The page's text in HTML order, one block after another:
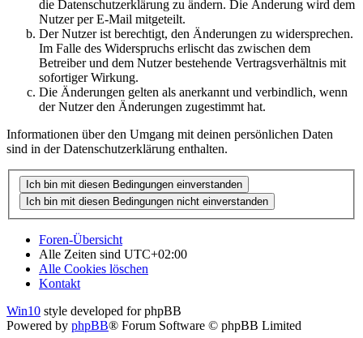
die Datenschutzerklärung zu ändern. Die Änderung wird dem
Nutzer per E-Mail mitgeteilt.
Der Nutzer ist berechtigt, den Änderungen zu widersprechen.
Im Falle des Widerspruchs erlischt das zwischen dem
Betreiber und dem Nutzer bestehende Vertragsverhältnis mit
sofortiger Wirkung.
Die Änderungen gelten als anerkannt und verbindlich, wenn
der Nutzer den Änderungen zugestimmt hat.
Informationen über den Umgang mit deinen persönlichen Daten
sind in der Datenschutzerklärung enthalten.
Foren-Übersicht
Alle Zeiten sind UTC+02:00
Alle Cookies löschen
Kontakt
Win10 style developed for phpBB
Powered by phpBB® Forum Software © phpBB Limited